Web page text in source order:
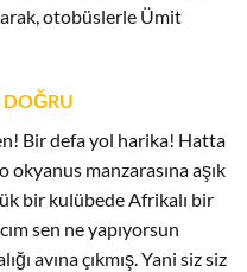
otobüslerle Ümit
Bir defa yol harika! Hatta
manzarasına aşık
bir kulübede Afrikalı bir
sen ne yapıyorsun
avına çıkmış. Yani siz siz